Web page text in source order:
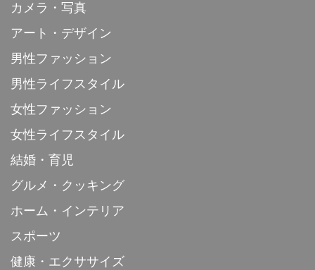
カメラ・写真
アート・デザイン
男性ファッション
男性ライフスタイル
女性ファッション
女性ライフスタイル
結婚・育児
グルメ・クッキング
ホーム・インテリア
スポーツ
健康・エクササイズ